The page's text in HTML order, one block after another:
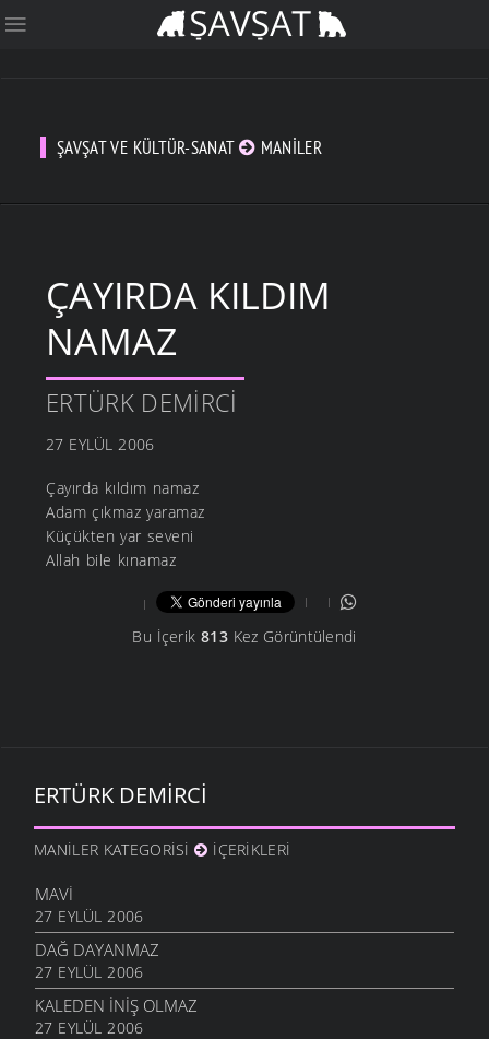
ŞAVŞAT VE KÜLTÜR-SANAT MANILER
ÇAYIRDA KILDIM
NAMAZ
ERTÜRK DEMIRCI
27 EYLÜL 2006
Çayırda kıldım namaz
Adam çıkmaz yaramaz
Küçükten yar seveni
Allah bile kınamaz
Bu İçerik 813Kez Görüntülendi
ERTÜRK DEMIRCI
MANILER KATEGORISI İÇERIKLERI
MAVI
27 EYLÜL 2006
DAĞ DAYANMAZ
27 EYLÜL 2006
KALEDEN INIŞ OLMAZ
27 EYLÜL 2006